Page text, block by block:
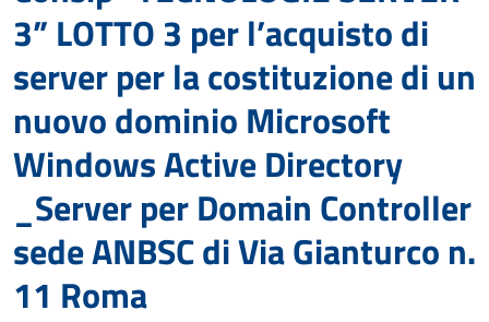
3” LOTTO 3 per l’acquisto di
server per la costituzione di un
nuovo dominio Microsoft
Windows Active Directory
_Server per Domain Controller
sede ANBSC di Via Gianturco n.
11 Roma